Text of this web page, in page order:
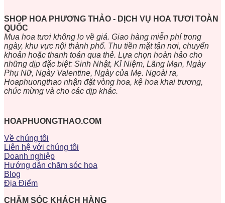
SHOP HOA PHƯƠNG THẢO - DỊCH VỤ HOA TƯƠI TOÀN
QUỐC
Mua hoa tươi không lo về giá. Giao hàng miễn phí trong
ngày, khu vực nội thành phố. Thu tiền mặt tận nơi, chuyển
khoản hoặc thanh toán qua thẻ. Lựa chọn hoàn hảo cho
những dịp đặc biệt: Sinh Nhật, Kỉ Niệm, Lãng Mạn, Ngày
Phụ Nữ, Ngày Valentine, Ngày của Mẹ. Ngoài ra,
Hoaphuongthao nhận đặt vòng hoa, kệ hoa khai trương,
chúc mừng và cho các dịp khác.
HOAPHUONGTHAO.COM
Về chúng tôi
Liên hệ với chúng tôi
Doanh nghiệp
Hướng dẫn chăm sóc hoa
Blog
Địa Điểm
CHĂM SÓC KHÁCH HÀNG